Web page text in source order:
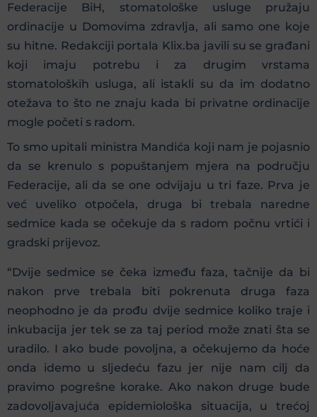
Federacije BiH, stomatološke usluge pružaju
ordinacije u Domovima zdravlja, ali samo one koje
su hitne. Redakciji portala Klix.ba javili su se građani
koji imaju potrebu i za drugim vrstama
stomatoloških usluga, ali istakli su da im dodatno
otežava to što ne znaju kada bi privatne ordinacije
mogle početi s radom.
To smo upitali ministra Mandića koji nam je pojasnio
da se krenulo s popuštanjem mjera na području
Federacije, ali da se one odvijaju u tri faze. Prva je
već uveliko otpočela, druga bi trebala naredne
sedmice kada se očekuje da s radom počnu vrtići i
gradski prijevoz.
“Dvije sedmice se čeka između faza, tačnije da bi
nakon prve trebala biti pokrenuta druga faza
neophodno je da prođu dvije sedmice koliko traje i
inkubacija jer tek se za taj period može znati šta se
uradilo. I ako bude povoljna, a očekujemo da hoće
onda idemo u sljedeću fazu jer nije nam cilj da
pravimo pogrešne korake. Ako nakon druge bude
zadovoljavajuća epidemiološka situacija, u trećoj